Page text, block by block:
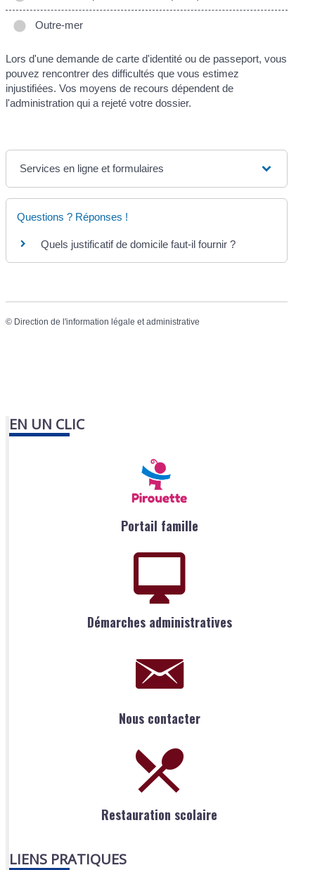
Outre-mer
Lors d'une demande de carte d'identité ou de passeport, vous
pouvez rencontrer des difficultés que vous estimez
injustifiées. Vos moyens de recours dépendent de
l'administration qui a rejeté votre dossier.
Services en ligne et formulaires
Questions ? Réponses !
Quels justificatif de domicile faut-il fournir ?
© Direction de l'information légale et administrative
EN UN CLIC
Portail famille
Démarches administratives
Nous contacter
Restauration scolaire
LIENS PRATIQUES